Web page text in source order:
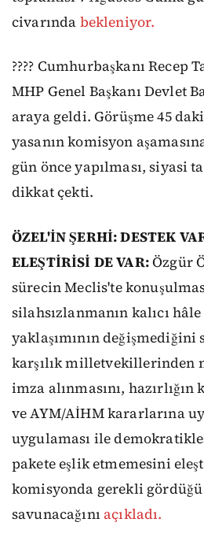
civarında bekleniyor.
???? Cumhurbaşkanı Recep
MHP Genel Başkanı Devlet
araya geldi. Görüşme 45
yasanın komisyon
gün önce yapılması, siyasi
dikkat çekti.
ÖZEL'İN ŞERHİ: DESTEK
ELEŞTİRİSİ DE VAR:Özgür
sürecin Meclis'te
silahsızlanmanın kalıcı
yaklaşımının değişmediğini
karşılık milletvekillerinden
imza alınmasını,
ve AYM/AİHM kararlarına
uygulaması ile
pakete eşlik etmemesini
komisyonda gerekli
savunacağını açıkladı.